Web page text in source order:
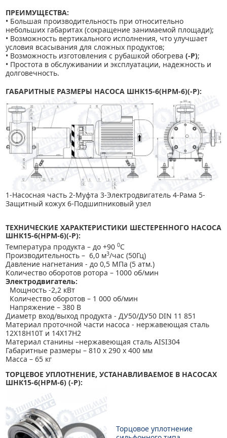
ПРЕИМУЩЕСТВА:
• Большая производительность при относительно
небольших габаритах (сокращение занимаемой площади);
• Возможность вертикального исполнения, что улучшает
условия всасывания для сложных продуктов;
• Возможность изготовления с рубашкой обогрева (-Р);
• Простота в обслуживании и эксплуатации, надежность и
долговечность.
ГАБАРИТНЫЕ РАЗМЕРЫ НАСОСА ШНК15-6(НРМ-6)(-Р):
1-Насосная часть 2-Муфта 3-Электродвигатель 4-Рама 5-
Защитный кожух 6-Подшипниковый узел
ТЕХНИЧЕСКИЕ ХАРАКТЕРИСТИКИ ШЕСТЕРЕННОГО НАСОСА
ШНК15-6(НРМ-6)(-Р):
Температура продукта – до +90 0С
Производительность – 6,0 м3/час (50Гц)
Давление нагнетания - до 0,5 МПа (5 атм.)
Количество оборотов ротора – 1000 об/мин
Электродвигатель:
Мощность -2,2 кВт
Количество оборотов – 1 000 об/мин
Напряжение – 380 В
Диаметр вход/выход продукта - ДУ50/ДУ50 DIN 11 851
Материал проточной части насоса - нержавеющая сталь
12Х18Н10Т и 14Х17Н2
Материал станины –нержавеющая сталь AISI304
Габаритные размеры – 810 х 290 х 400 мм
Масса – 65 кг
ТОРЦЕВОЕ УПЛОТНЕНИЕ, УСТАНАВЛИВАЕМОЕ В НАСОСАХ
ШНК15-6(НРМ-6) (-Р):
Торцовое уплотнение